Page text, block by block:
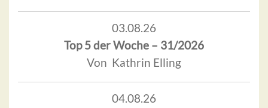
03.08.26
Top 5 der Woche – 31/2026
Von Kathrin Elling
04.08.26